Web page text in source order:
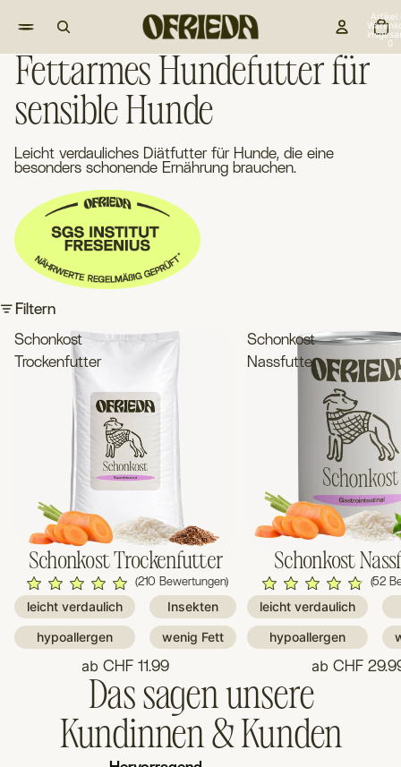
Artikel
0
Fettarmes Hundefutter für
sensible Hunde
Leicht verdauliches Diätfutter für Hunde, die eine
besonders schonende Ernährung brauchen.
Filtern
Schonkost
Trockenfutter
Schonkost Trockenfutter
(210 Bewertungen)
leicht verdaulich
Insekten
hypoallergen
wenig Fett
ab CHF 11.99
Schonkost
Nassfutter
Schonkost
(52
leicht verdaulich
hypoallergen
ab CHF
Das sagen unsere
Kundinnen & Kunden